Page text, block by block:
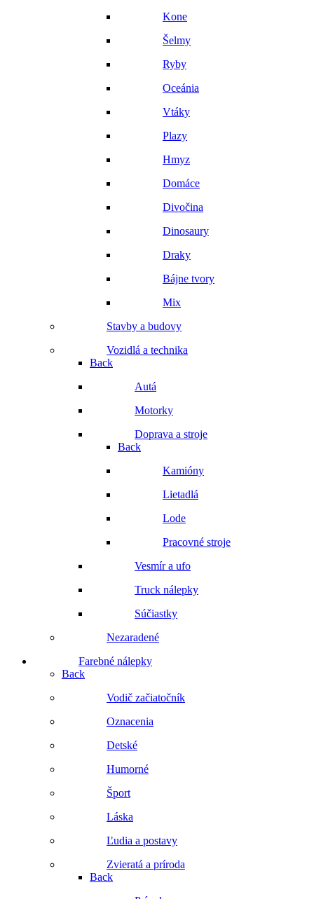
Kone
Šelmy
Ryby
Oceánia
Vtáky
Plazy
Hmyz
Domáce
Divočina
Dinosaury
Draky
Bájne tvory
Mix
Stavby a budovy
Vozidlá a technika
Back
Autá
Motorky
Doprava a stroje
Back
Kamióny
Lietadlá
Lode
Pracovné stroje
Vesmír a ufo
Truck nálepky
Súčiastky
Nezaradené
Farebné nálepky
Back
Vodič začiatočník
Oznacenia
Detské
Humorné
Šport
Láska
Ľudia a postavy
Zvieratá a príroda
Back